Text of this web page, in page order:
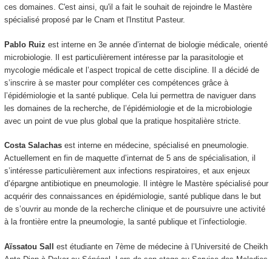
ces domaines. C'est ainsi, qu'il a fait le souhait de rejoindre le Mastère
spécialisé proposé par le Cnam et l'Institut Pasteur.
Pablo Ruiz est interne en 3e année d’internat de biologie médicale, orienté
microbiologie. Il est particulièrement intéresse par la parasitologie et
mycologie médicale et l’aspect tropical de cette discipline. Il a décidé de
s’inscrire à se master pour compléter ces compétences grâce à
l’épidémiologie et la santé publique. Cela lui permettra de naviguer dans
les domaines de la recherche, de l’épidémiologie et de la microbiologie
avec un point de vue plus global que la pratique hospitalière stricte.
Costa Salachas est interne en médecine, spécialisé en pneumologie.
Actuellement en fin de maquette d’internat de 5 ans de spécialisation, il
s’intéresse particulièrement aux infections respiratoires, et aux enjeux
d’épargne antibiotique en pneumologie. Il intègre le Mastère spécialisé pour
acquérir des connaissances en épidémiologie, santé publique dans le but
de s’ouvrir au monde de la recherche clinique et de poursuivre une activité
à la frontière entre la pneumologie, la santé publique et l’infectiologie.
Aïssatou Sall est étudiante en 7ème de médecine à l’Université de Cheikh